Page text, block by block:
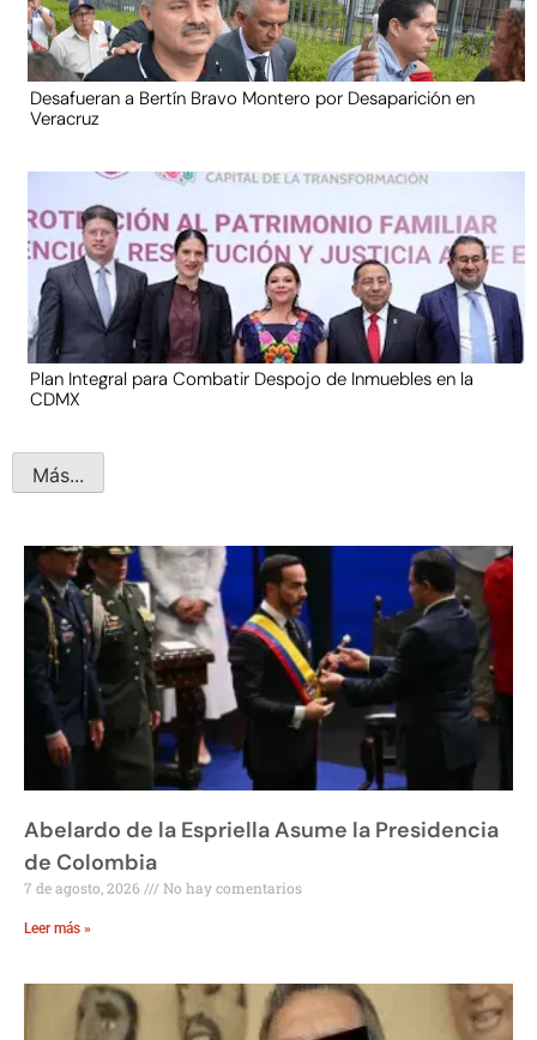
Desafueran a Bertín Bravo Montero por Desaparición en
Veracruz
Plan Integral para Combatir Despojo de Inmuebles en la
CDMX
Más...
Abelardo de la Espriella Asume la Presidencia
de Colombia
7 de agosto, 2026 No hay comentarios
Leer más »